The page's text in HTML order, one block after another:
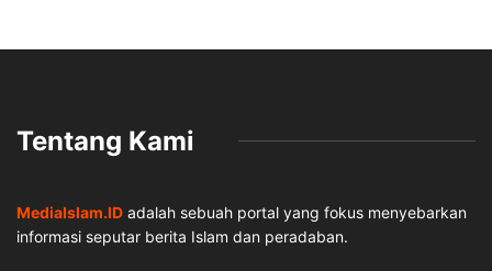
Tentang Kami
MediaIslam.ID adalah sebuah portal yang fokus menyebarkan
informasi seputar berita Islam dan peradaban.